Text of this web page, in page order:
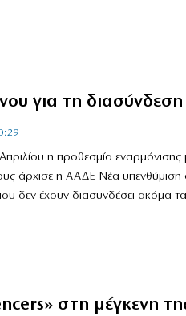
για τη διασύνδεση
Απριλίου η προθεσμία εναρμόνισης
άρχισε η ΑΑΔΕ Nέα υπενθύμιση
δεν έχουν διασυνδέσει ακόμα
στη μέγκενη